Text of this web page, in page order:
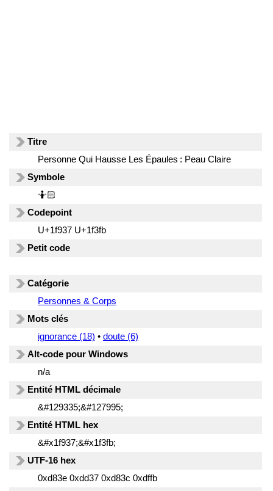
Titre
Personne Qui Hausse Les Épaules : Peau Claire
Symbole
🤷🏻
Codepoint
U+1f937 U+1f3fb
Petit code
Catégorie
Personnes & Corps
Mots clés
ignorance (18) • doute (6)
Alt-code pour Windows
n/a
Entité HTML décimale
&#129335;&#127995;
Entité HTML hex
&#x1f937;&#x1f3fb;
UTF-16 hex
0xd83e 0xdd37 0xd83c 0xdffb